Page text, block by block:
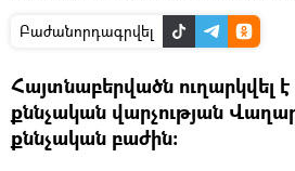
Բաժանորդագրվել
Հայտնաբերվածն ուղարկվել
քննչական վարչության
քննչական բաժին։